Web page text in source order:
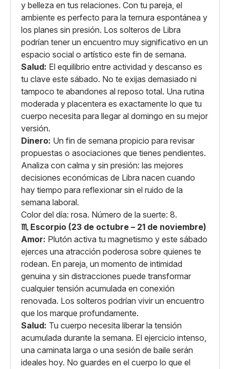
y belleza en tus relaciones. Con tu pareja, el
ambiente es perfecto para la ternura espontánea y
los planes sin presión. Los solteros de Libra
podrían tener un encuentro muy significativo en un
espacio social o artístico este fin de semana.
Salud: El equilibrio entre actividad y descanso es
tu clave este sábado. No te exijas demasiado ni
tampoco te abandones al reposo total. Una rutina
moderada y placentera es exactamente lo que tu
cuerpo necesita para llegar al domingo en su mejor
versión.
Dinero: Un fin de semana propicio para revisar
propuestas o asociaciones que tienes pendientes.
Analiza con calma y sin presión: las mejores
decisiones económicas de Libra nacen cuando
hay tiempo para reflexionar sin el ruido de la
semana laboral.
Color del día: rosa. Número de la suerte: 8.
♏ Escorpio (23 de octubre – 21 de noviembre)
Amor: Plutón activa tu magnetismo y este sábado
ejerces una atracción poderosa sobre quienes te
rodean. En pareja, un momento de intimidad
genuina y sin distracciones puede transformar
cualquier tensión acumulada en conexión
renovada. Los solteros podrían vivir un encuentro
que los marque profundamente.
Salud: Tu cuerpo necesita liberar la tensión
acumulada durante la semana. El ejercicio intenso,
una caminata larga o una sesión de baile serán
ideales hoy. No guardes en el cuerpo lo que el